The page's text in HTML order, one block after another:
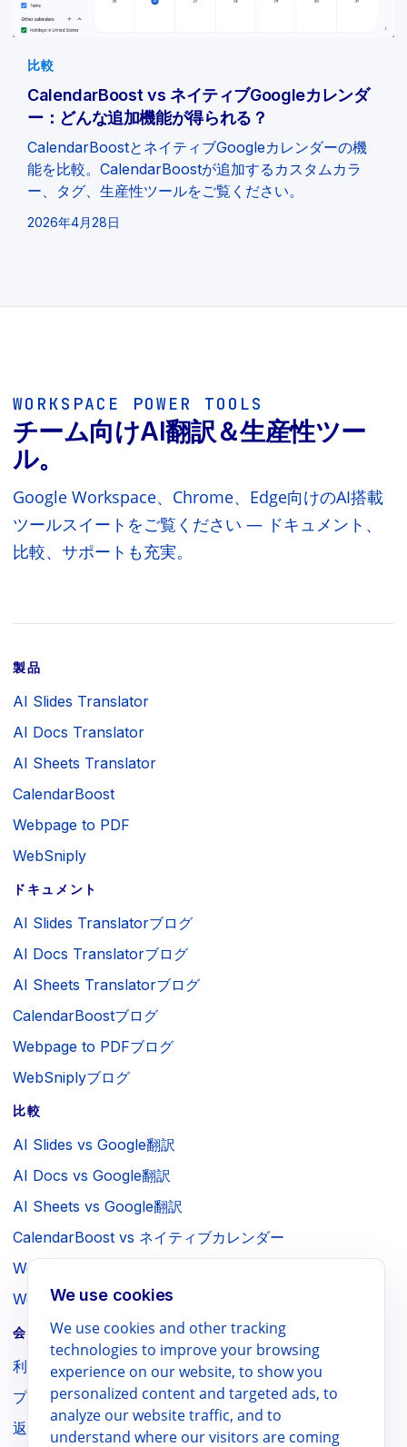
比較
CalendarBoost vs ネイティブGoogleカレンダ
ー：どんな追加機能が得られる？
CalendarBoostとネイティブGoogleカレンダーの機
能を比較。CalendarBoostが追加するカスタムカラ
ー、タグ、生産性ツールをご覧ください。
2026年4月28日
WORKSPACE POWER TOOLS
チーム向けAI翻訳＆生産性ツー
ル。
Google Workspace、Chrome、Edge向けのAI搭載
ツールスイートをご覧ください — ドキュメント、
比較、サポートも充実。
製品
AI Slides Translator
AI Docs Translator
AI Sheets Translator
CalendarBoost
Webpage to PDF
WebSniply
ドキュメント
AI Slides Translatorブログ
AI Docs Translatorブログ
AI Sheets Translatorブログ
CalendarBoostブログ
Webpage to PDFブログ
WebSniplyブログ
比較
AI Slides vs Google翻訳
AI Docs vs Google翻訳
AI Sheets vs Google翻訳
CalendarBoost vs ネイティブカレンダー
Webpage to PDF vs ブラウザ印刷
WebSniply vs ブラウザスクリーンショット
会社 / 法的情報
利用規約
プライバシーポリシー
返金ポリシー
We use cookies
We use cookies and other tracking
technologies to improve your browsing
experience on our website, to show you
personalized content and targeted ads, to
analyze our website traffic, and to
understand where our visitors are coming